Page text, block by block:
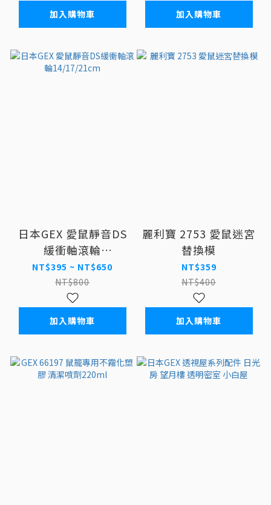
加入購物車 加入購物車
日本GEX 愛鼠靜音DS
緩衝軸滾輪
14/17/21cm
NT$395 ~ NT$650
NT$800
加入購物車
麗利寶 2753 愛鼠迷宮
替換模
NT$359
NT$400
加入購物車